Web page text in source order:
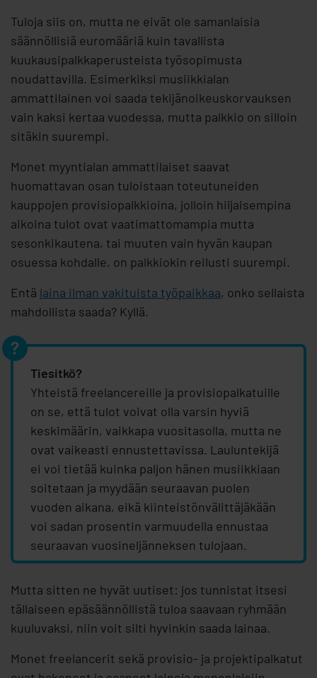
Tuloja siis on, mutta ne eivät ole samanlaisia
säännöllisiä euromääriä kuin tavallista
kuukausipalkkaperusteista työsopimusta
noudattavilla. Esimerkiksi musiikkialan
ammattilainen voi saada tekijänoikeuskorvauksen
vain kaksi kertaa vuodessa, mutta palkkio on silloin
sitäkin suurempi.
Monet myyntialan ammattilaiset saavat
huomattavan osan tuloistaan toteutuneiden
kauppojen provisiopalkkioina, jolloin hiljaisempina
aikoina tulot ovat vaatimattomampia mutta
sesonkikautena, tai muuten vain hyvän kaupan
osuessa kohdalle, on palkkiokin reilusti suurempi.
Entä laina ilman vakituista työpaikkaa, onko sellaista
mahdollista saada? Kyllä.
Tiesitkö?
Yhteistä freelancereille ja provisiopalkatuille
on se, että tulot voivat olla varsin hyviä
keskimäärin, vaikkapa vuositasolla, mutta ne
ovat vaikeasti ennustettavissa. Lauluntekijä
ei voi tietää kuinka paljon hänen musiikkiaan
soitetaan ja myydään seuraavan puolen
vuoden aikana, eikä kiinteistönvälittäjäkään
voi sadan prosentin varmuudella ennustaa
seuraavan vuosineljänneksen tulojaan.
Mutta sitten ne hyvät uutiset: jos tunnistat itsesi
tällaiseen epäsäännöllistä tuloa saavaan ryhmään
kuuluvaksi, niin voit silti hyvinkin saada lainaa.
Monet freelancerit sekä provisio- ja projektipalkatut